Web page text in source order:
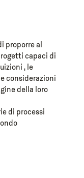
proporre al
capaci di
, le
considerazioni
della loro
di processi